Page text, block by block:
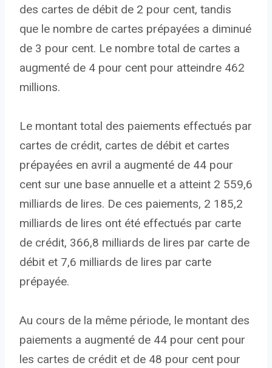
des cartes de débit de 2 pour cent, tandis
que le nombre de cartes prépayées a diminué
de 3 pour cent. Le nombre total de cartes a
augmenté de 4 pour cent pour atteindre 462
millions.
Le montant total des paiements effectués par
cartes de crédit, cartes de débit et cartes
prépayées en avril a augmenté de 44 pour
cent sur une base annuelle et a atteint 2 559,6
milliards de lires. De ces paiements, 2 185,2
milliards de lires ont été effectués par carte
de crédit, 366,8 milliards de lires par carte de
débit et 7,6 milliards de lires par carte
prépayée.
Au cours de la même période, le montant des
paiements a augmenté de 44 pour cent pour
les cartes de crédit et de 48 pour cent pour